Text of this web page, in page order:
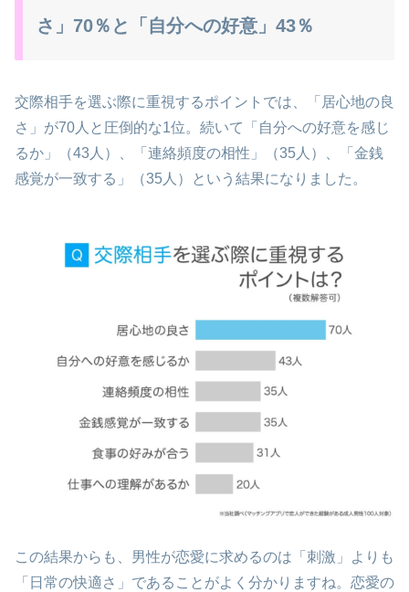
さ」70％と「自分への好意」43％
交際相手を選ぶ際に重視するポイントでは、「居心地の良
さ」が70人と圧倒的な1位。続いて「自分への好意を感じ
るか」（43人）、「連絡頻度の相性」（35人）、「金銭
感覚が一致する」（35人）という結果になりました。
この結果からも、男性が恋愛に求めるのは「刺激」よりも
「日常の快適さ」であることがよく分かりますね。恋愛の